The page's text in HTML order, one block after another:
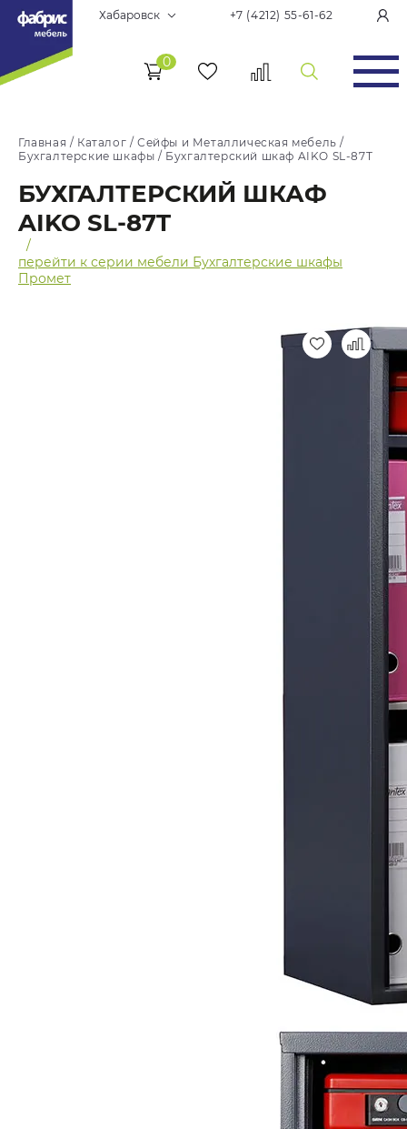
Хабаровск +7 (4212) 55-61-62
0
Главная / Каталог /Сейфы и Металлическая мебель /
Бухгалтерские шкафы / Бухгалтерский шкаф AIKO SL-87T
БУХГАЛТЕРСКИЙ ШКАФ
AIKO SL-87T
/
перейти к серии мебели Бухгалтерские шкафы
Промет